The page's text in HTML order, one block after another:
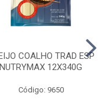
COALHO TRAD ESP
NUTRYMAX 12X340G
Código: 9650